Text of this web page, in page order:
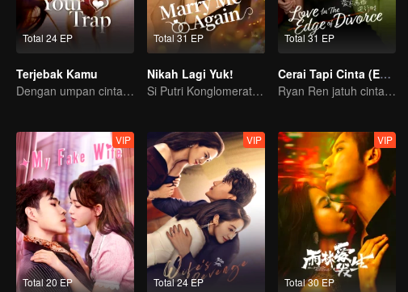
Total 24 EP
Terjebak Kamu
Dengan umpan cinta, memancingmu jatuh ke jebakan
Total 31 EP
Nikah Lagi Yuk!
Si Putri Konglomerat jatuh cinta pada kembaran mendiang Suaminya?
Total 31 EP
Cerai Tapi Cinta (English Ver.)
Ryan Ren jatuh cinta setelah gugat cerai Istrinya?!
Total 20 EP
VIP
Total 24 EP
VIP
Total 30 EP
VIP